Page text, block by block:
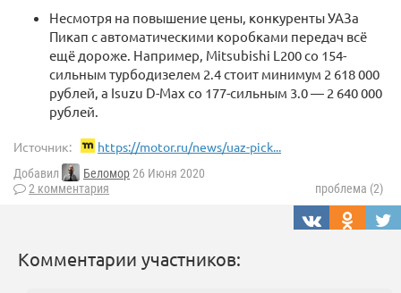
Несмотря на повышение цены, конкуренты УАЗа
Пикап с автоматическими коробками передач всё
ещё дороже. Например, Mitsubishi L200 со 154-
сильным турбодизелем 2.4 стоит минимум 2 618 000
рублей, а Isuzu D-Max со 177-сильным 3.0 — 2 640 000
рублей.
Источник: https://motor.ru/news/uaz-pick...
Добавил Беломор26 Июня 2020
2 комментария
проблема (2)
Комментарии участников: